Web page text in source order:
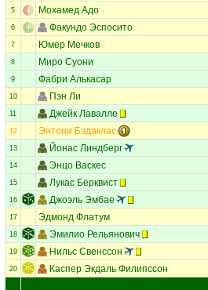
5 Мохамед Адо
6 Факундо Эспосито
7 Юмер Мечков
8 Миро Суони
9 Фабри Алькасар
10 Пэн Ли
11 Джейк Лавалле
12 Энтони Бэдаклас
13 Йонас Линдберг
14 Энцо Васкес
15 Лукас Берквист
16 Джоэль Эмбае
17 Эдмонд Флатум
18 Эмилио Рельянович
19 Нильс Свенссон
20 Каспер Экдаль Филипссон